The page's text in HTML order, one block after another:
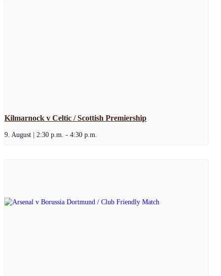
Kilmarnock v Celtic / Scottish Premiership
9. August | 2:30 p.m. - 4:30 p.m.